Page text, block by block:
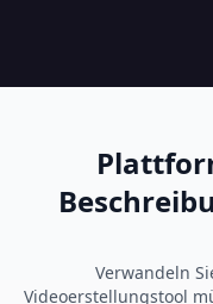
Verwandeln
Videoerstellungstool